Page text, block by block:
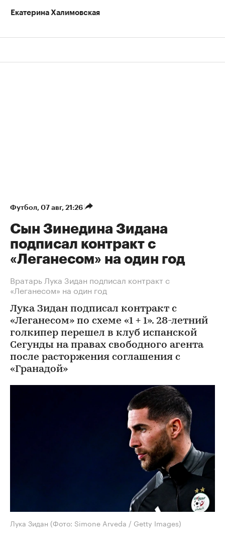
Екатерина Халимовская
Футбол⁠, 07 авг, 21:26
Сын Зинедина Зидана
подписал контракт с
«Леганесом» на один год
Вратарь Лука Зидан подписал контракт с
«Леганесом» на один год
Лука Зидан подписал контракт с
«Леганесом» по схеме «1 + 1». 28-летний
голкипер перешел в клуб испанской
Сегунды на правах свободного агента
после расторжения соглашения с
«Гранадой»
Лука Зидан (Фото: Simone Arveda / Getty Images)